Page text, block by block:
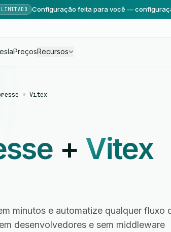
LIMITADO Configuração feita para você —
IaPreçosRecursos
+ Vitex
+ Vitex
minutos e automatize qualquer fluxo
desenvolvedores e sem middleware